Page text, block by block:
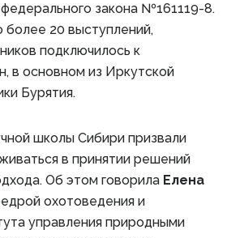
закона №161119-8.
более 20 выступлений,
подключилось к
в основном из Иркутской
Бурятия.
школы Сибири призвали
в принятии решений
Об этом говорила Елена
охотоведения и
управления природными